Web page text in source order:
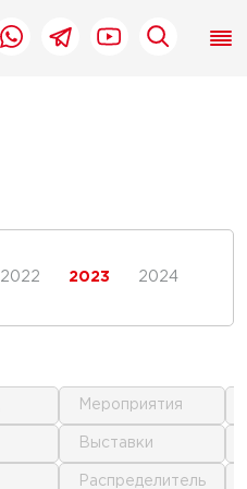
2022 2023
2024
мероприятия
выставки
распределитель